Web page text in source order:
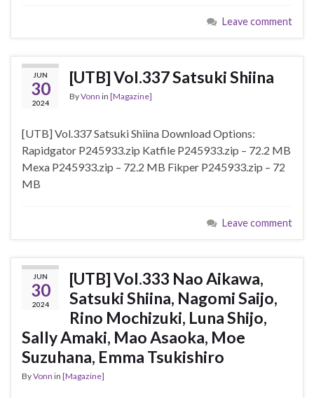
Leave comment
JUN
30
2024
[UTB] Vol.337 Satsuki Shiina
ByVonn in [Magazine]
[UTB] Vol.337 Satsuki Shiina Download Options:
Rapidgator P245933.zip Katfile P245933.zip – 72.2 MB
Mexa P245933.zip – 72.2 MB Fikper P245933.zip – 72
MB
Leave comment
JUN
30
2024
[UTB] Vol.333 Nao Aikawa,
Satsuki Shiina, Nagomi Saijo,
Rino Mochizuki, Luna Shijo,
Sally Amaki, Mao Asaoka, Moe
Suzuhana, Emma Tsukishiro
ByVonn in [Magazine]